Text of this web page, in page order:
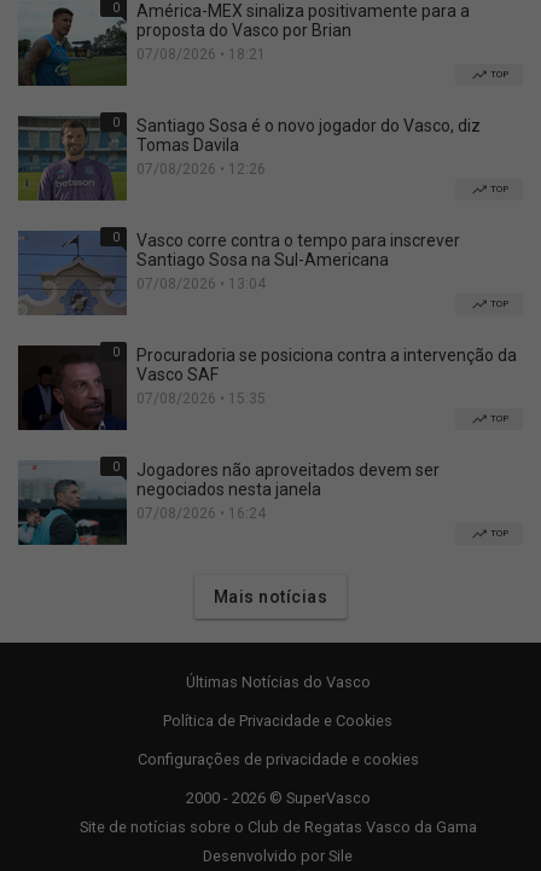
0
América-MEX sinaliza positivamente para a
proposta do Vasco por Brian
07/08/2026 • 18:21
TOP
0
Santiago Sosa é o novo jogador do Vasco, diz
Tomas Davila
07/08/2026 • 12:26
TOP
0
Vasco corre contra o tempo para inscrever
Santiago Sosa na Sul-Americana
07/08/2026 • 13:04
TOP
0
Procuradoria se posiciona contra a intervenção da
Vasco SAF
07/08/2026 • 15:35
TOP
0
Jogadores não aproveitados devem ser
negociados nesta janela
07/08/2026 • 16:24
TOP
Mais notícias
Últimas Notícias do Vasco
Política de Privacidade e Cookies
Configurações de privacidade e cookies
2000 - 2026 © SuperVasco
Site de notícias sobre o Club de Regatas Vasco da Gama
Desenvolvido por Sile